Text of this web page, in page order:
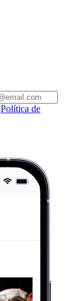
Política de